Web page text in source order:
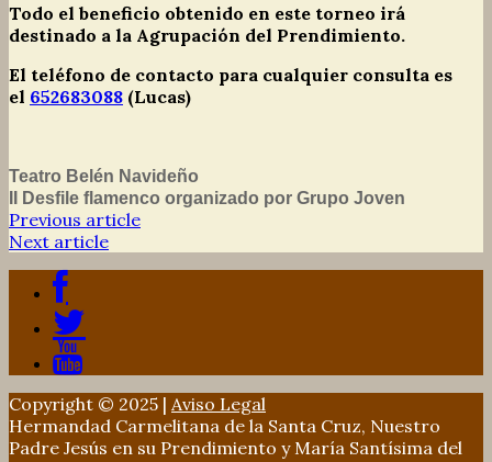
Todo el beneficio obtenido en este torneo irá
destinado a la Agrupación del Prendimiento.
El teléfono de contacto para cualquier consulta es
el 652683088 (Lucas)
Teatro Belén Navideño
II Desfile flamenco organizado por Grupo Joven
Previous article
Next article
Copyright © 2025 | Aviso Legal
Hermandad Carmelitana de la Santa Cruz, Nuestro
Padre Jesús en su Prendimiento y María Santísima del